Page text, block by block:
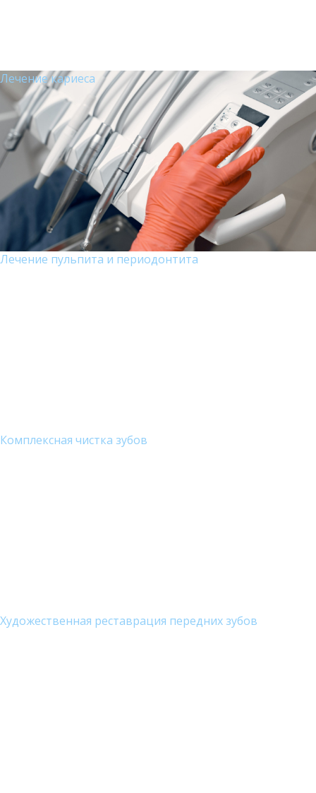
Лечение кариеса
Лечение пульпита и периодонтита
Комплексная чистка зубов
Художественная реставрация передних зубов